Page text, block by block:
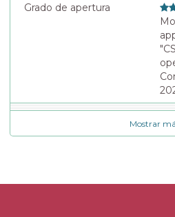
Grado de apertura
Mostrar